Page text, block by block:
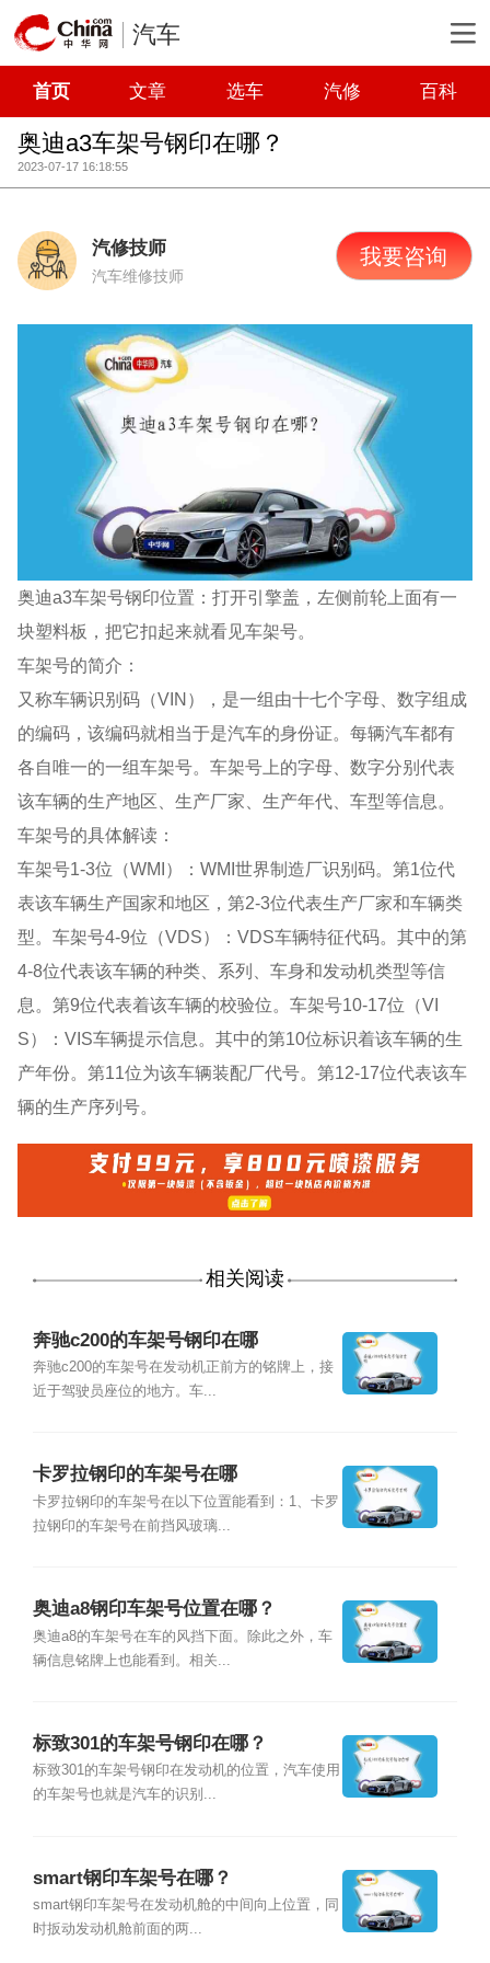
汽车
首页 文章 选车 汽修 百科
奥迪a3车架号钢印在哪？
2023-07-17 16:18:55
汽修技师
汽车维修技师
我要咨询
奥迪a3车架号钢印位置：打开引擎盖，左侧前轮上面有一
块塑料板，把它扣起来就看见车架号。
车架号的简介：
又称车辆识别码（VIN），是一组由十七个字母、数字组成
的编码，该编码就相当于是汽车的身份证。每辆汽车都有
各自唯一的一组车架号。车架号上的字母、数字分别代表
该车辆的生产地区、生产厂家、生产年代、车型等信息。
车架号的具体解读：
车架号1-3位（WMI）：WMI世界制造厂识别码。第1位代
表该车辆生产国家和地区，第2-3位代表生产厂家和车辆类
型。车架号4-9位（VDS）：VDS车辆特征代码。其中的第
4-8位代表该车辆的种类、系列、车身和发动机类型等信
息。第9位代表着该车辆的校验位。车架号10-17位（VI
S）：VIS车辆提示信息。其中的第10位标识着该车辆的生
产年份。第11位为该车辆装配厂代号。第12-17位代表该车
辆的生产序列号。
相关阅读
奔驰c200的车架号钢印在哪
奔驰c200的车架号在发动机正前方的铭牌上，接
近于驾驶员座位的地方。车...
卡罗拉钢印的车架号在哪
卡罗拉钢印的车架号在以下位置能看到：1、卡罗
拉钢印的车架号在前挡风玻璃...
奥迪a8钢印车架号位置在哪？
奥迪a8的车架号在车的风挡下面。除此之外，车
辆信息铭牌上也能看到。相关...
标致301的车架号钢印在哪？
标致301的车架号钢印在发动机的位置，汽车使用
的车架号也就是汽车的识别...
smart钢印车架号在哪？
smart钢印车架号在发动机舱的中间向上位置，同
时扳动发动机舱前面的两...